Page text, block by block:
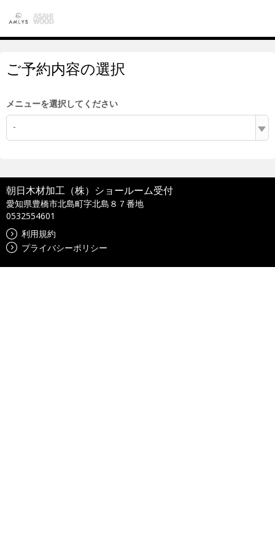
ご予約内容の選択
メニューを選択してください
-
朝日木材加工（株）ショールーム受付
愛知県豊橋市北島町字北島８７番地
0532554601
利用規約
プライバシーポリシー